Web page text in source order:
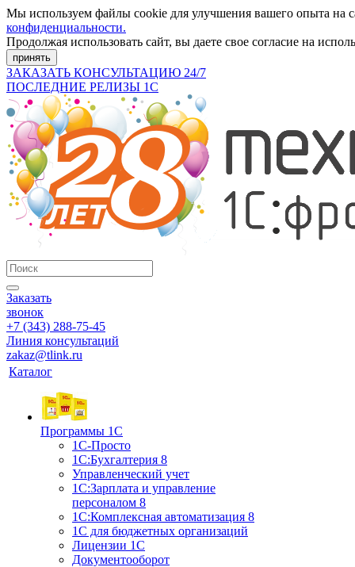
Мы используем файлы cookie для улучшения вашего опыта
конфиденциальности.
Продолжая использовать сайт, вы даете свое согласие на
принять
ЗАКАЗАТЬ КОНСУЛЬТАЦИЮ 24/7
ПОСЛЕДНИЕ РЕЛИЗЫ 1С
Заказать
звонок
+7 (343) 288-75-45
Линия консультаций
zakaz@tlink.ru
Каталог
Программы 1С
1С-Просто
1С:Бухгалтерия 8
Управленческий учет
1С:Зарплата и управление
персоналом 8
1C:Комплексная автоматизация 8
1С для бюджетных организаций
Лицензии 1С
Документооборот